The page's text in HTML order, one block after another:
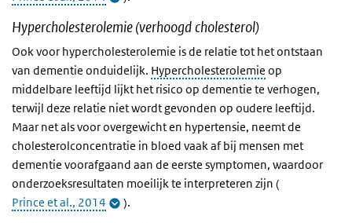
Hypercholesterolemie (verhoogd cholesterol)
Ook voor hypercholesterolemie is de relatie tot het ontstaan
van dementie onduidelijk. Hypercholesterolemie op
middelbare leeftijd lijkt het risico op dementie te verhogen,
terwijl deze relatie niet wordt gevonden op oudere leeftijd.
Maar net als voor overgewicht en hypertensie, neemt de
cholesterolconcentratie in bloed vaak af bij mensen met
dementie voorafgaand aan de eerste symptomen, waardoor
onderzoeksresultaten moeilijk te interpreteren zijn (
Prince et al., 2014
).